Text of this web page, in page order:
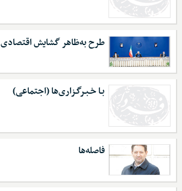
طرح به‌ظاهر گشایش اقتصادی
بـا خـبـرگـزاری‌ها (اجتماعی)
فاصله‌ها